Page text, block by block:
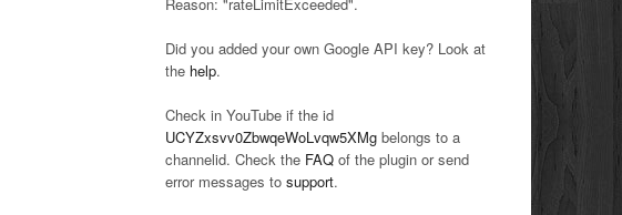
Did you added your own Google API key? Look at
the help.
Check in YouTube if the id
UCYZxsvv0ZbwqeWoLvqw5XMg belongs to a
channelid. Check the FAQ of the plugin or send
error messages to support.